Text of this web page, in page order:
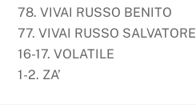
78. VIVAI RUSSO BENITO
77. VIVAI RUSSO SALVATORE
16-17. VOLATILE
1-2. ZA’